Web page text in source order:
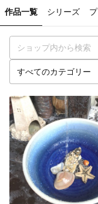
作品一覧 シリーズ